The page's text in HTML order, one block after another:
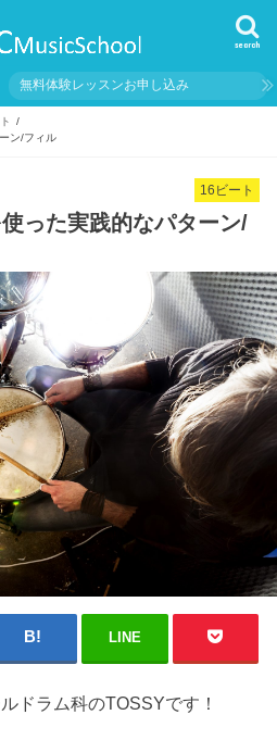
search
無料体験レッスンお申し込み
ン/フィル
16ビート
った実践的なパターン/
LINE
ドラム科のTOSSYです！